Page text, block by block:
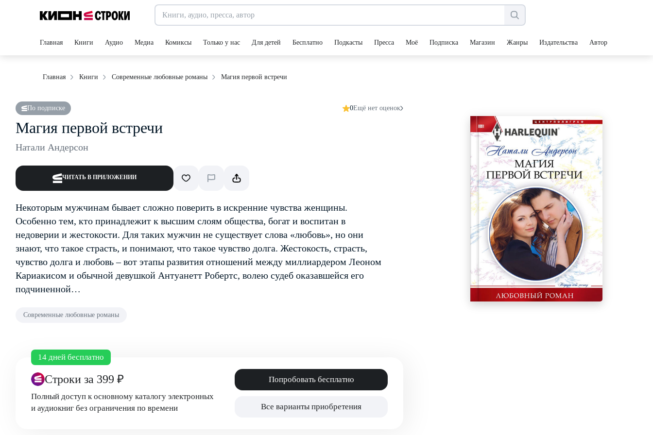
Главная Книги Аудио Медиа Комиксы Только у нас Для детей Бесплатно Подкасты Пресса Моё Подписка Магазин Жанры Издательства Авторы
Главная Книги Современные любовные романы Магия первой встречи
По подписке 0Ещё нет оценок
Магия первой встречи
Натали Андерсон
ЧИТАТЬ В ПРИЛОЖЕНИИ
Некоторым мужчинам бывает сложно поверить в искренние чувства женщины.
Особенно тем, кто принадлежит к высшим слоям общества, богат и воспитан в
недоверии и жестокости. Для таких мужчин не существует слова «любовь», но они
знают, что такое страсть, и понимают, что такое чувство долга. Жестокость, страсть,
чувство долга и любовь – вот этапы развития отношений между миллиардером Леоном
Кариакисом и обычной девушкой Антуанетт Робертс, волею судеб оказавшейся его
подчиненной…
Современные любовные романы
14 дней бесплатно
Строки за 399 ₽
Полный доступ к основному каталогу электронных
и аудиокниг без ограничения по времени
Попробовать бесплатно
Все варианты приобретения